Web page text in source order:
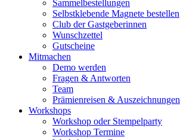
Sammelbestellungen
Selbstklebende Magnete bestellen
Club der Gastgeberinnen
Wunschzettel
Gutscheine
Mitmachen
Demo werden
Fragen & Antworten
Team
Prämienreisen & Auszeichnungen
Workshops
Workshop oder Stempelparty
Workshop Termine